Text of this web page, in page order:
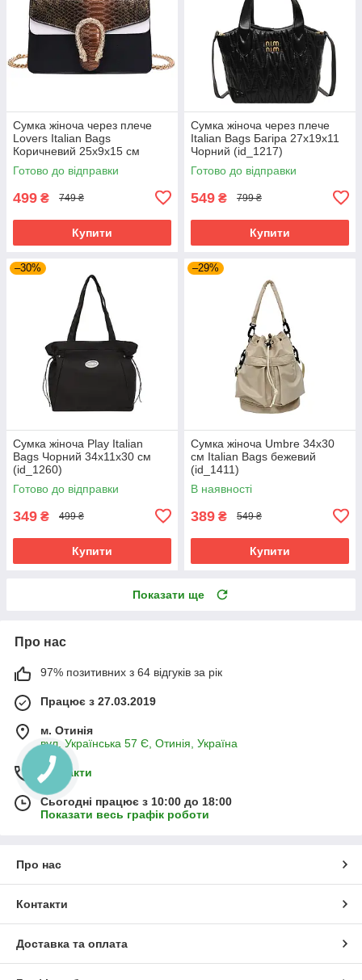
Сумка жіноча через плече
Lovers Italian Bags
Коричневий 25х9х15 см
(id_1296)
Готово до відправки
499 ₴ 749 ₴
Купити
Сумка жіноча через плече
Italian Bags Багіра 27х19х11
Чорний (id_1217)
Готово до відправки
549 ₴ 799 ₴
Купити
–30%
Сумка жіноча Play Italian
Bags Чорний 34х11х30 см
(id_1260)
Готово до відправки
349 ₴ 499 ₴
Купити
–29%
Сумка жіноча Umbre 34х30
см Italian Bags бежевий
(id_1411)
В наявності
389 ₴ 549 ₴
Купити
Показати ще
Про нас
97% позитивних з 64 відгуків за рік
Працює з 27.03.2019
м. Отинія
вул. Українська 57 Є, Отинія, Україна
Контакти
Сьогодні працює з 10:00 до 18:00
Показати весь графік роботи
Про нас
Контакти
Доставка та оплата